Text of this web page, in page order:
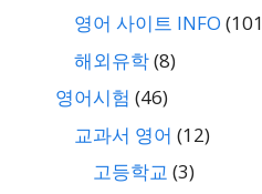
영어 사이트 INFO
해외유학(8)
영어시험 (46)
교과서 영어 (12)
고등학교 (3)